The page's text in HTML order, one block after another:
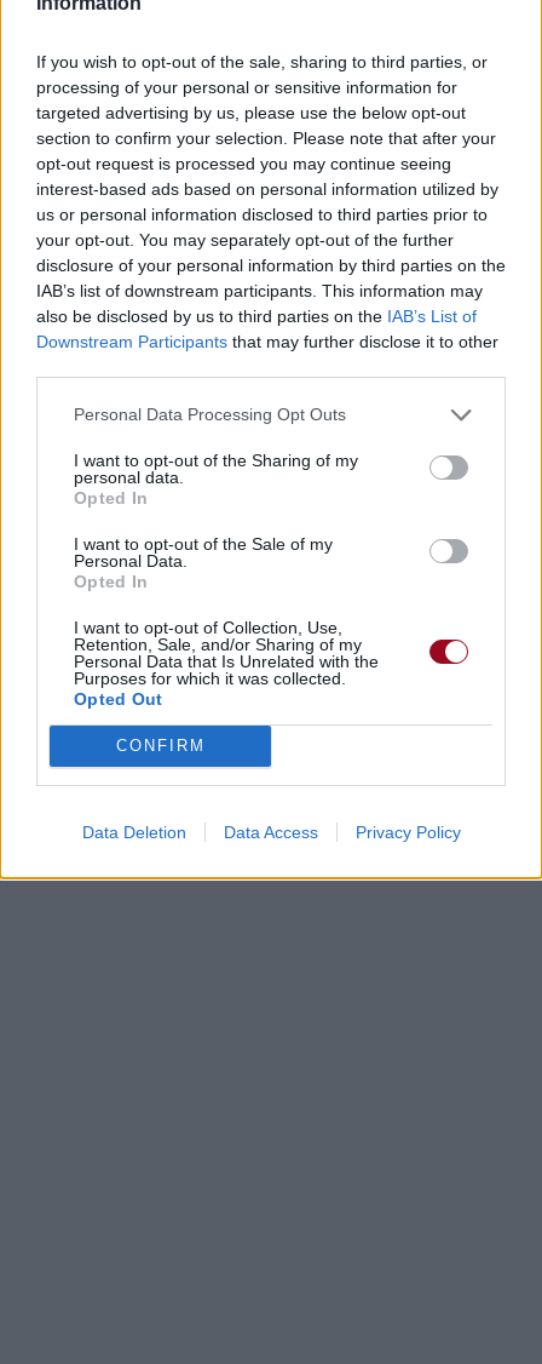
If you wish to opt-out of the sale, sharing to third parties, or
processing of your personal or sensitive information for
targeted advertising by us, please use the below opt-out
section to confirm your selection. Please note that after your
opt-out request is processed you may continue seeing
interest-based ads based on personal information utilized by
us or personal information disclosed to third parties prior to
your opt-out. You may separately opt-out of the further
disclosure of your personal information by third parties on the
IAB’s list of downstream participants. This information may
also be disclosed by us to third parties on the IAB’s List of
Downstream Participants that may further disclose it to other
Personal Data Processing Opt Outs
I want to opt-out of the Sharing of my
personal data.
Opted In
I want to opt-out of the Sale of my
Personal Data.
Opted In
I want to opt-out of Collection, Use,
Retention, Sale, and/or Sharing of my
Personal Data that Is Unrelated with the
Purposes for which it was collected.
Opted Out
CONFIRM
Data Deletion Data Access Privacy Policy